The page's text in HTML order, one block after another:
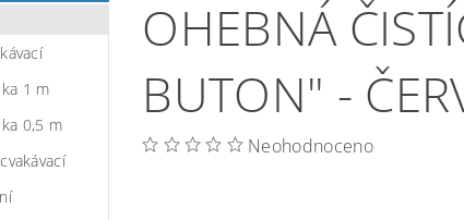
1 m
0,5 m
OHEBNÁ
BUTON" -
Neohodnoceno